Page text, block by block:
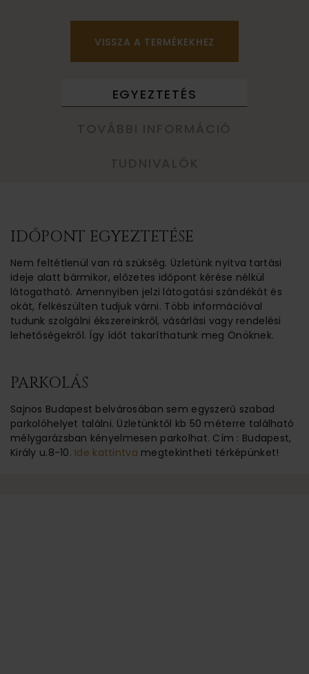
VISSZA A TERMÉKEKHEZ
EGYEZTETÉS
IDŐPONT EGYEZTETÉSE
Nem feltétlenül van rá szükség. Üzletünk nyitva tartási
ideje alatt bármikor, előzetes időpont kérése nélkül
látogatható. Amennyiben jelzi látogatási szándékát és
okát, felkészülten tudjuk várni. Több információval
tudunk szolgálni ékszereinkről, vásárlási vagy rendelési
lehetőségekről. Így ídőt takaríthatunk meg Önöknek.
PARKOLÁS
Sajnos Budapest belvárosában sem egyszerű szabad
parkolóhelyet találni. Üzletünktől kb 50 méterre található
mélygarázsban kényelmesen parkolhat. Cím : Budapest,
Király u.8-10. Ide kattintva megtekintheti térképünket!